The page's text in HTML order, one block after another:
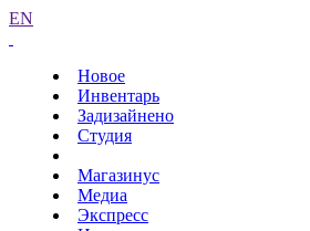
EN
Новое
Инвентарь
Задизайнено
Студия
Магазинус
Медиа
Экспресс